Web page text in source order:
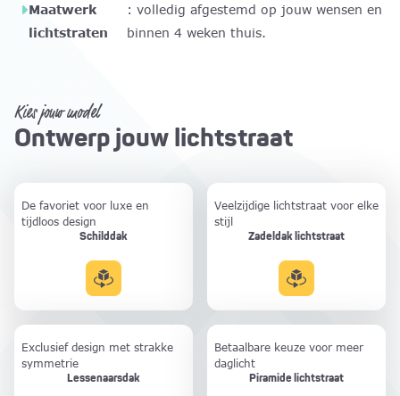
Maatwerk
lichtstraten
: volledig afgestemd op jouw wensen en
binnen 4 weken thuis.
Kies jouw model
Ontwerp jouw lichtstraat
De favoriet voor luxe en
tijdloos design
Schilddak
Veelzijdige lichtstraat voor elke
stijl
Zadeldak lichtstraat
Exclusief design met strakke
symmetrie
Lessenaarsdak
Betaalbare keuze voor meer
daglicht
Piramide lichtstraat